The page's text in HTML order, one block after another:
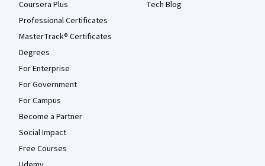
Coursera Plus
Professional Certificates
MasterTrack® Certificates
Degrees
For Enterprise
For Government
For Campus
Become a Partner
Social Impact
Free Courses
Tech Blog